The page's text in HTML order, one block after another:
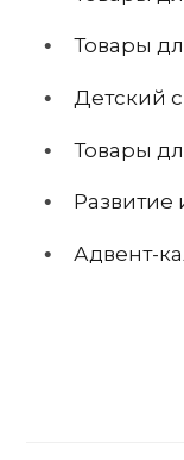
Товары
Детский
Товары
Развитие
Адвент-